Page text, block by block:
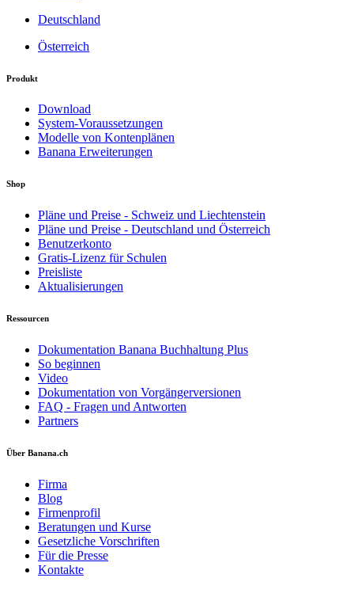
Deutschland
Österreich
Produkt
Download
System-Voraussetzungen
Modelle von Kontenplänen
Banana Erweiterungen
Shop
Pläne und Preise - Schweiz und Liechtenstein
Pläne und Preise - Deutschland und Österreich
Benutzerkonto
Gratis-Lizenz für Schulen
Preisliste
Aktualisierungen
Ressourcen
Dokumentation Banana Buchhaltung Plus
So beginnen
Video
Dokumentation von Vorgängerversionen
FAQ - Fragen und Antworten
Partners
Über Banana.ch
Firma
Blog
Firmenprofil
Beratungen und Kurse
Gesetzliche Vorschriften
Für die Presse
Kontakte